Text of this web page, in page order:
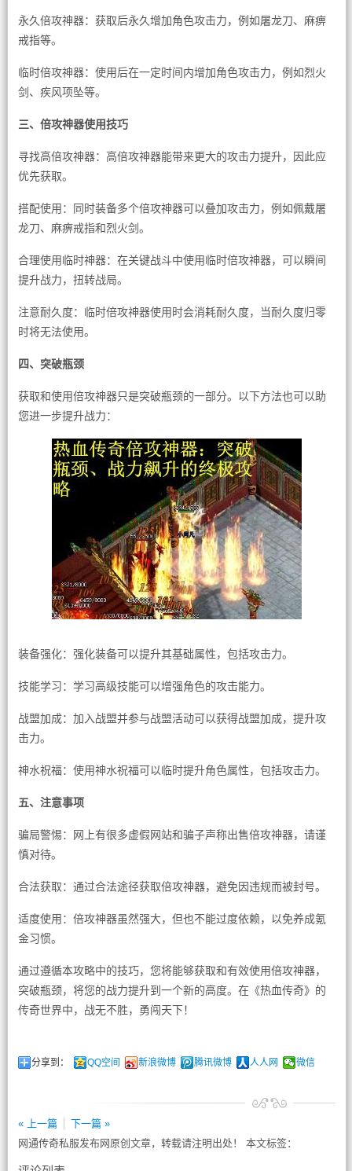
永久倍攻神器：获取后永久增加角色攻击力，例如屠龙刀、麻痹
戒指等。
临时倍攻神器：使用后在一定时间内增加角色攻击力，例如烈火
剑、疾风项坠等。
三、倍攻神器使用技巧
寻找高倍攻神器：高倍攻神器能带来更大的攻击力提升，因此应
优先获取。
搭配使用：同时装备多个倍攻神器可以叠加攻击力，例如佩戴屠
龙刀、麻痹戒指和烈火剑。
合理使用临时神器：在关键战斗中使用临时倍攻神器，可以瞬间
提升战力，扭转战局。
注意耐久度：临时倍攻神器使用时会消耗耐久度，当耐久度归零
时将无法使用。
四、突破瓶颈
获取和使用倍攻神器只是突破瓶颈的一部分。以下方法也可以助
您进一步提升战力：
装备强化：强化装备可以提升其基础属性，包括攻击力。
技能学习：学习高级技能可以增强角色的攻击能力。
战盟加成：加入战盟并参与战盟活动可以获得战盟加成，提升攻
击力。
神水祝福：使用神水祝福可以临时提升角色属性，包括攻击力。
五、注意事项
骗局警惕：网上有很多虚假网站和骗子声称出售倍攻神器，请谨
慎对待。
合法获取：通过合法途径获取倍攻神器，避免因违规而被封号。
适度使用：倍攻神器虽然强大，但也不能过度依赖，以免养成氪
金习惯。
通过遵循本攻略中的技巧，您将能够获取和有效使用倍攻神器，
突破瓶颈，将您的战力提升到一个新的高度。在《热血传奇》的
传奇世界中，战无不胜，勇闯天下！
分享到： QQ空间 新浪微博 腾讯微博 人人网 微信
« 上一篇
下一篇 »
网通传奇私服发布网原创文章，转载请注明出处！ 本文标签：